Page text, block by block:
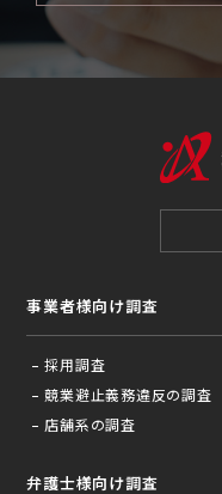
事業者様向け調査
採用調査
競業避止義務違反の調査
店舗系の調査
弁護士様向け調査